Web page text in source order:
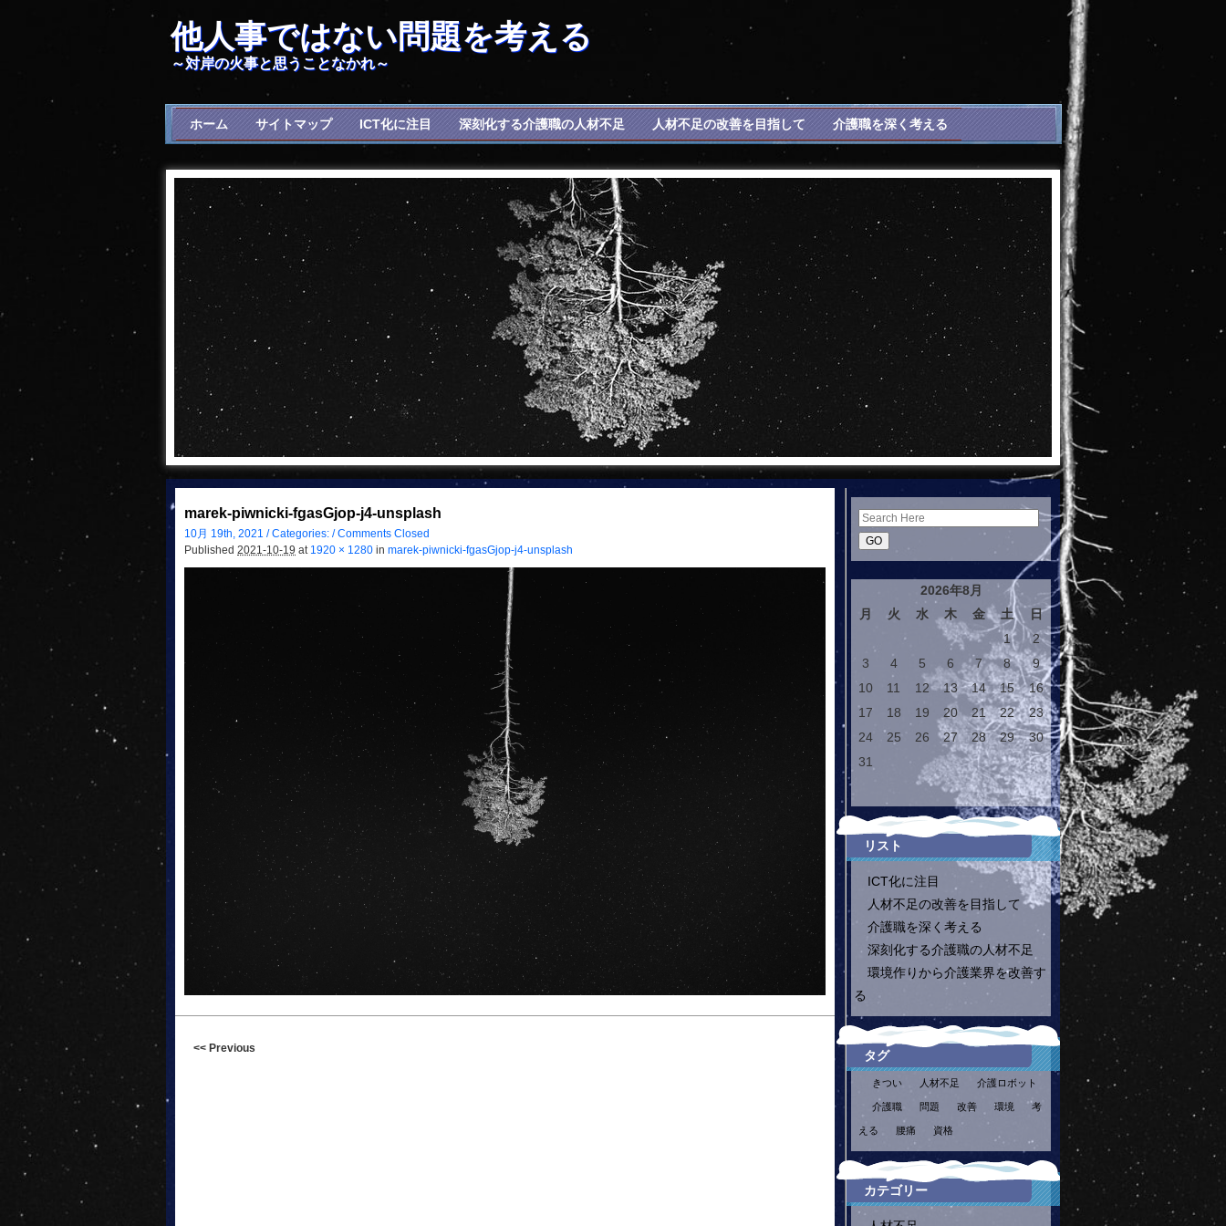
他人事ではない問題を考える
～対岸の火事と思うことなかれ～
ホーム サイトマップ ICT化に注目 深刻化する介護職の人材不足 人材不足の改善を目指して 介護職を深く考える
marek-piwnicki-fgasGjop-j4-unsplash
10月 19th, 2021 / Categories: /Comments Closed
Published 2021-10-19 at 1920 × 1280 in marek-piwnicki-fgasGjop-j4-unsplash
<< Previous
Search
2026年8月
月
火 水 木 金 土
日
1
2
3
4 5 6 7 8
9
10
11 12 13 14 15
16
17
18 19 20 21 22
23
24
25 26 27 28 29
30
31
リスト
ICT化に注目
人材不足の改善を目指して
介護職を深く考える
深刻化する介護職の人材不足
環境作りから介護業界を改善す
る
タグ
きつい 人材不足 介護ロボット
介護職 問題 改善 環境 考
える 腰痛 資格
カテゴリー